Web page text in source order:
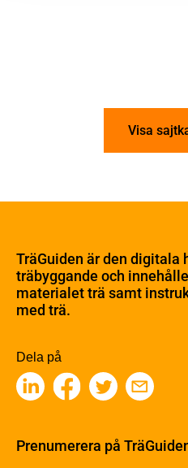
Visa
Skogsbruk
Barrträdets uppbyggnad
Träets egenskaper och
Träbaserade produkter
Kemisk behandling
Fakta om Limträ
Värmeisolering och
TräGuiden är den digitala
träbyggande och
materialet trä samt
med trä.
Dela på
Prenumerera på